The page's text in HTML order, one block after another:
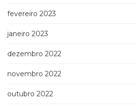
fevereiro 2023
janeiro 2023
dezembro 2022
novembro 2022
outubro 2022